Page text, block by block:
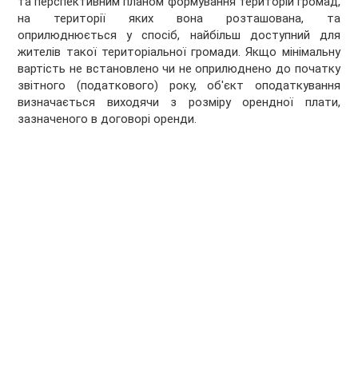
на території яких вона розташована, та
оприлюднюється у спосіб, найбільш доступний для
жителів такої територіальної громади. Якщо мінімальну
вартість не встановлено чи не оприлюднено до початку
звітного (податкового) року, об'єкт оподаткування
визначається виходячи з розміру орендної плати,
зазначеного в договорі оренди.